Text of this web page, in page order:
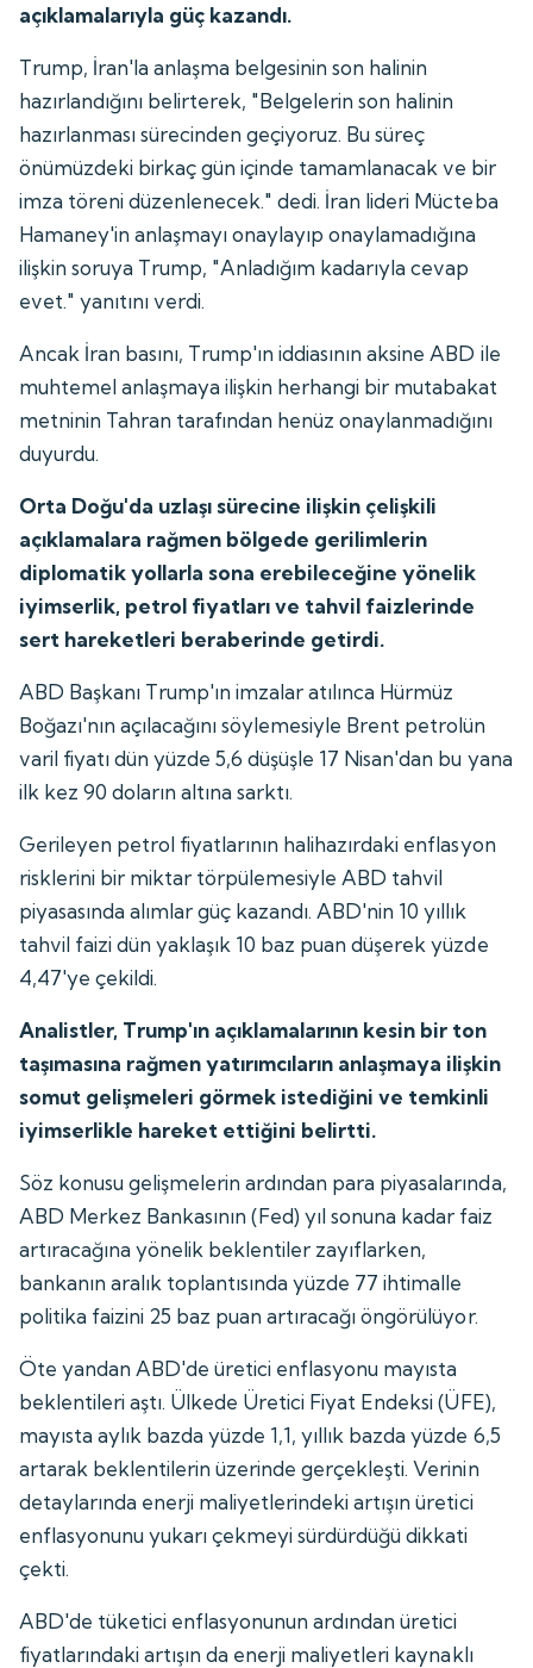
açıklamalarıyla güç kazandı.
Trump, İran'la anlaşma belgesinin son halinin
hazırlandığını belirterek, "Belgelerin son halinin
hazırlanması sürecinden geçiyoruz. Bu süreç
önümüzdeki birkaç gün içinde tamamlanacak ve bir
imza töreni düzenlenecek." dedi. İran lideri Mücteba
Hamaney'in anlaşmayı onaylayıp onaylamadığına
ilişkin soruya Trump, "Anladığım kadarıyla cevap
evet." yanıtını verdi.
Ancak İran basını, Trump'ın iddiasının aksine ABD ile
muhtemel anlaşmaya ilişkin herhangi bir mutabakat
metninin Tahran tarafından henüz onaylanmadığını
duyurdu.
Orta Doğu'da uzlaşı sürecine ilişkin çelişkili
açıklamalara rağmen bölgede gerilimlerin
diplomatik yollarla sona erebileceğine yönelik
iyimserlik, petrol fiyatları ve tahvil faizlerinde
sert hareketleri beraberinde getirdi.
ABD Başkanı Trump'ın imzalar atılınca Hürmüz
Boğazı'nın açılacağını söylemesiyle Brent petrolün
varil fiyatı dün yüzde 5,6 düşüşle 17 Nisan'dan bu yana
ilk kez 90 doların altına sarktı.
Gerileyen petrol fiyatlarının halihazırdaki enflasyon
risklerini bir miktar törpülemesiyle ABD tahvil
piyasasında alımlar güç kazandı. ABD'nin 10 yıllık
tahvil faizi dün yaklaşık 10 baz puan düşerek yüzde
4,47'ye çekildi.
Analistler, Trump'ın açıklamalarının kesin bir ton
taşımasına rağmen yatırımcıların anlaşmaya ilişkin
somut gelişmeleri görmek istediğini ve temkinli
iyimserlikle hareket ettiğini belirtti.
Söz konusu gelişmelerin ardından para piyasalarında,
ABD Merkez Bankasının (Fed) yıl sonuna kadar faiz
artıracağına yönelik beklentiler zayıflarken,
bankanın aralık toplantısında yüzde 77 ihtimalle
politika faizini 25 baz puan artıracağı öngörülüyor.
Öte yandan ABD'de üretici enflasyonu mayısta
beklentileri aştı. Ülkede Üretici Fiyat Endeksi (ÜFE),
mayısta aylık bazda yüzde 1,1, yıllık bazda yüzde 6,5
artarak beklentilerin üzerinde gerçekleşti. Verinin
detaylarında enerji maliyetlerindeki artışın üretici
enflasyonunu yukarı çekmeyi sürdürdüğü dikkati
çekti.
ABD'de tüketici enflasyonunun ardından üretici
fiyatlarındaki artışın da enerji maliyetleri kaynaklı